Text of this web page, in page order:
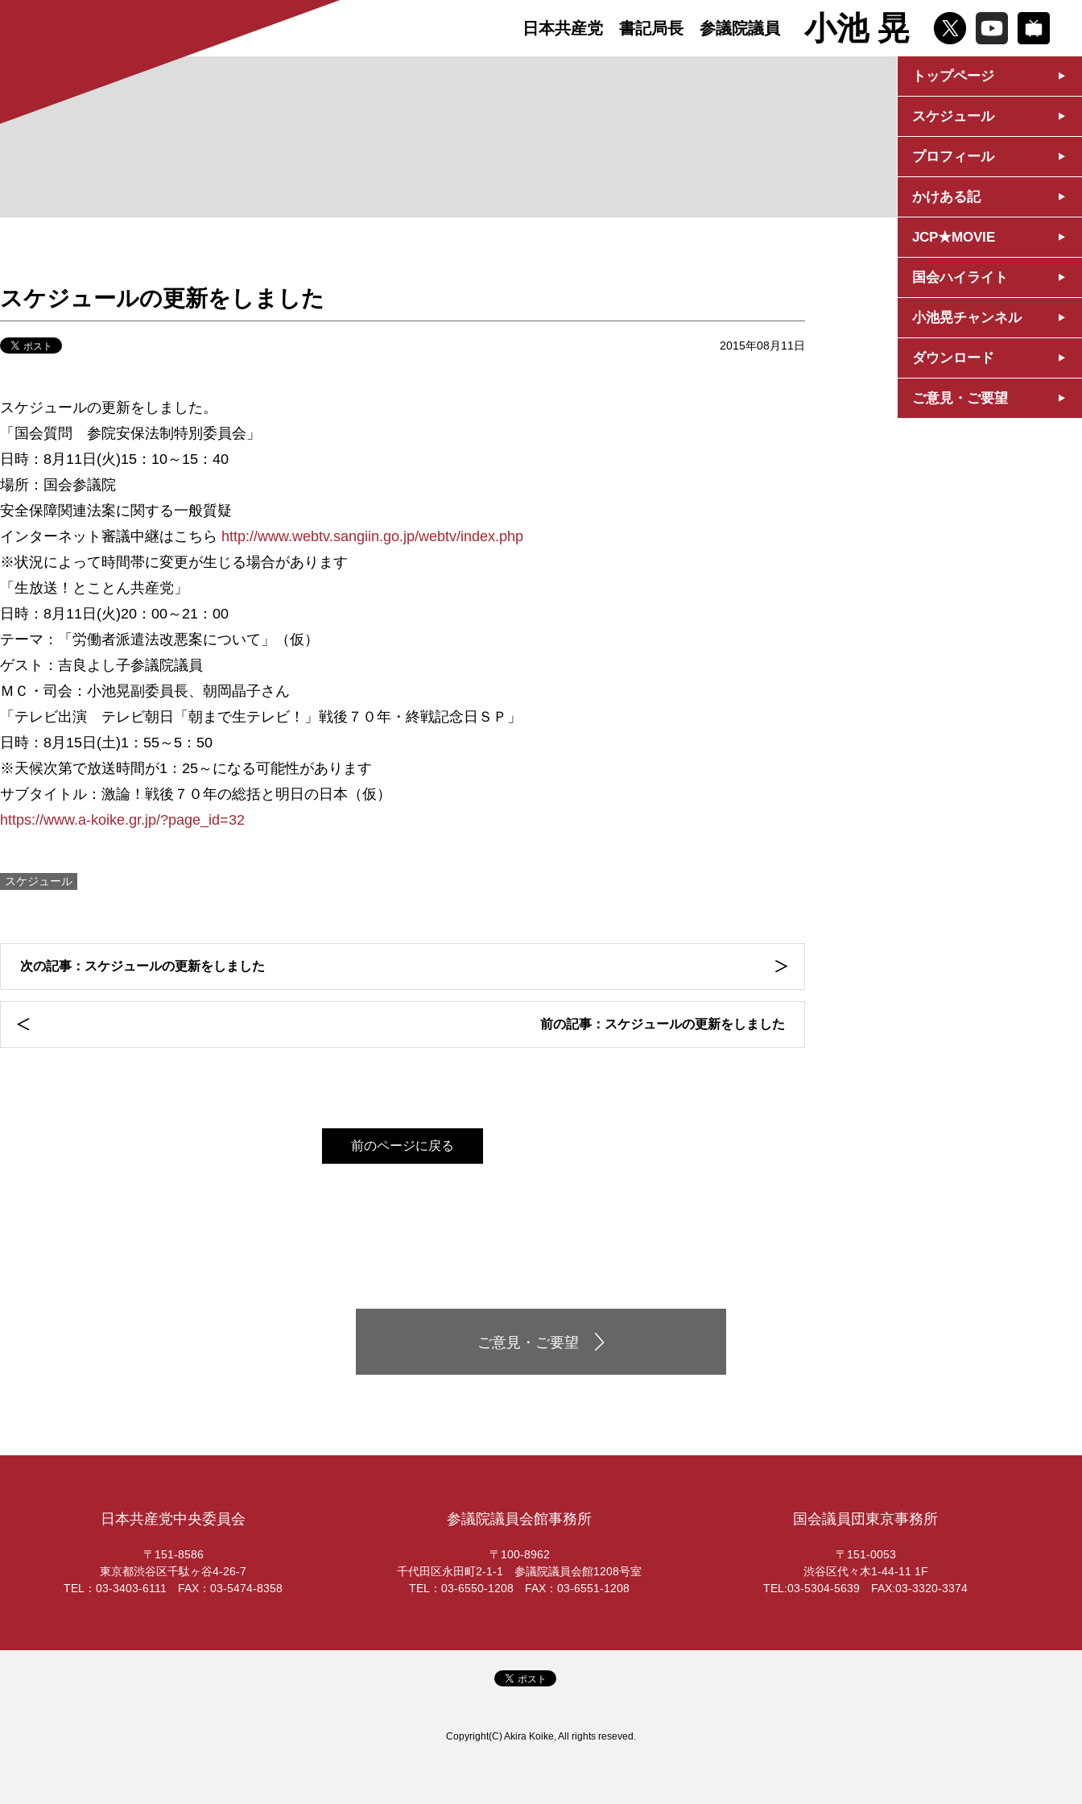
日本共産党 書記局長 参議院議員 小池 晃
トップページ
スケジュール
プロフィール
かけある記
JCP★MOVIE
国会ハイライト
小池晃チャンネル
ダウンロード
ご意見・ご要望
スケジュールの更新をしました
2015年08月11日
スケジュールの更新をしました。
「国会質問 参院安保法制特別委員会」
日時：8月11日(火)15：10～15：40
場所：国会参議院
安全保障関連法案に関する一般質疑
インターネット審議中継はこちら http://www.webtv.sangiin.go.jp/webtv/index.php
※状況によって時間帯に変更が生じる場合があります
「生放送！とことん共産党」
日時：8月11日(火)20：00～21：00
テーマ：「労働者派遣法改悪案について」（仮）
ゲスト：吉良よし子参議院議員
ＭＣ・司会：小池晃副委員長、朝岡晶子さん
「テレビ出演 テレビ朝日「朝まで生テレビ！」戦後７０年・終戦記念日ＳＰ」
日時：8月15日(土)1：55～5：50
※天候次第で放送時間が1：25～になる可能性があります
サブタイトル：激論！戦後７０年の総括と明日の日本（仮）
https://www.a-koike.gr.jp/?page_id=32
スケジュール
次の記事：スケジュールの更新をしました
前の記事：スケジュールの更新をしました
前のページに戻る
ご意見・ご要望
日本共産党中央委員会
〒151-8586
東京都渋谷区千駄ヶ谷4-26-7
TEL：03-3403-6111 FAX：03-5474-8358
参議院議員会館事務所
〒100-8962
千代田区永田町2-1-1 参議院議員会館1208号室
TEL：03-6550-1208 FAX：03-6551-1208
国会議員団東京事務所
〒151-0053
渋谷区代々木1-44-11 1F
TEL:03-5304-5639 FAX:03-3320-3374
Copyright(C) Akira Koike, All rights reseved.